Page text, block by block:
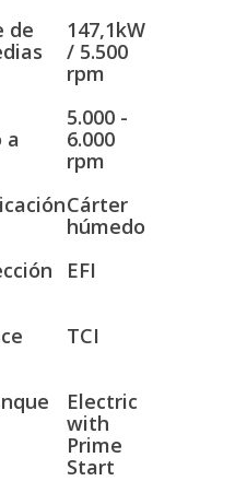
de
147,1kW
/ 5.500
rpm
a
5.000 -
6.000
rpm
Cárter
húmedo
EFI
TCI
Electric
with
Prime
Start